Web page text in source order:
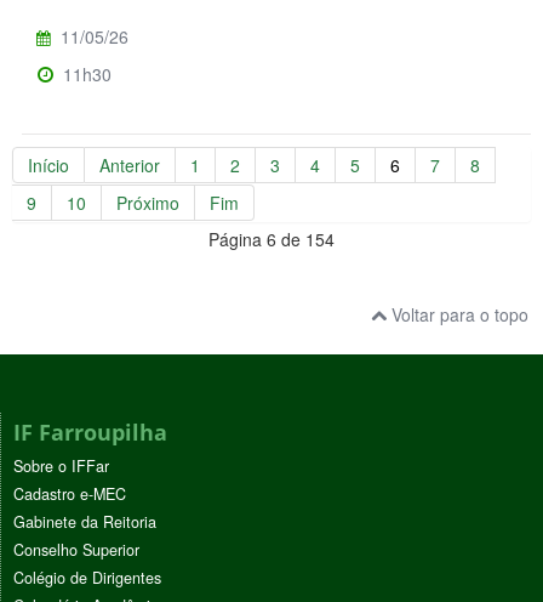
11/05/26
11h30
Início Anterior 1 2 3 4 5 6 7
8
9
10 Próximo
Fim
Página 6 de 154
Voltar para o topo
IF Farroupilha
Sobre o IFFar
Cadastro e-MEC
Gabinete da Reitoria
Conselho Superior
Colégio de Dirigentes